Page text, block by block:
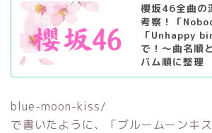
櫻坂46全曲の
考察！「
「Unhappy
で！〜曲名順
バム順に整理
blue-moon-kiss/
で書いたように、「ブルームーンキ